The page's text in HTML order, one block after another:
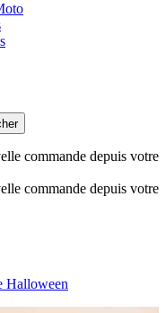
commande depuis votre
commande depuis votre
Halloween